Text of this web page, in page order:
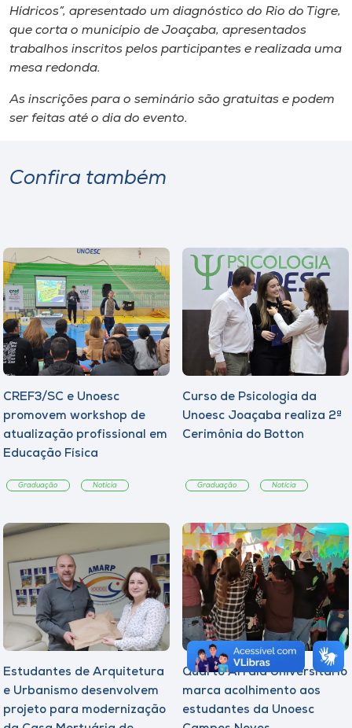
Museu
Store
Selecione
o idioma
A+
A-
Hídricos”, apresentado um diagnóstico do Rio do Tigre,
que corta o município de Joaçaba, apresentados
trabalhos inscritos pelos participantes e realizada uma
mesa redonda.
As inscrições para o seminário são gratuitas e podem
ser feitas até o dia do evento.
Confira também
CREF3/SC e Unoesc
promovem workshop de
atualização profissional em
Educação Física
Graduação Notícia
Curso de Psicologia da
Unoesc Joaçaba realiza 2ª
Cerimônia do Botton
Graduação Notícia
Estudantes de Arquitetura
e Urbanismo desenvolvem
projeto para modernização
Quarto Arraiá Universitário
marca acolhimento aos
estudantes da Unoesc